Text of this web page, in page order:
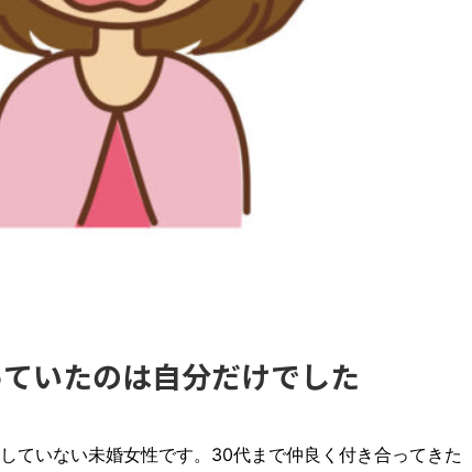
いたのは自分だけでした
ていない未婚女性です。30代まで仲良く付き合ってきた